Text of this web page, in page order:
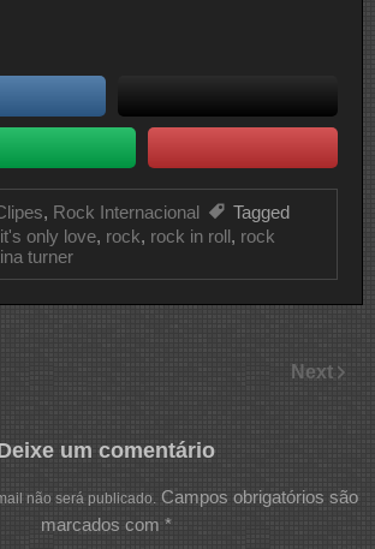
, Rock Internacional
Tagged
it's only love, rock, rock in roll, rock
turner
Next
um comentário
não será publicado. Campos obrigatórios são
marcados com *